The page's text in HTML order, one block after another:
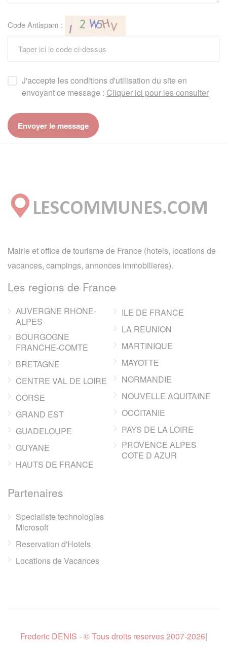
Code Antispam :
J'accepte les conditions d'utilisation du site en
envoyant ce message : Cliquer ici pour les consulter
Mairie et office de tourisme de France (hotels, locations de
vacances, campings, annonces immobilieres).
Les regions de France
AUVERGNE RHONE-
ALPES
BOURGOGNE
FRANCHE-COMTE
BRETAGNE
CENTRE VAL DE LOIRE
CORSE
GRAND EST
GUADELOUPE
GUYANE
HAUTS DE FRANCE
ILE DE FRANCE
LA REUNION
MARTINIQUE
MAYOTTE
NORMANDIE
NOUVELLE AQUITAINE
OCCITANIE
PAYS DE LA LOIRE
PROVENCE ALPES
COTE D AZUR
Partenaires
Specialiste technologies
Microsoft
Reservation d'Hotels
Locations de Vacances
Frederic DENIS - © Tous droits reserves 2007-2026|